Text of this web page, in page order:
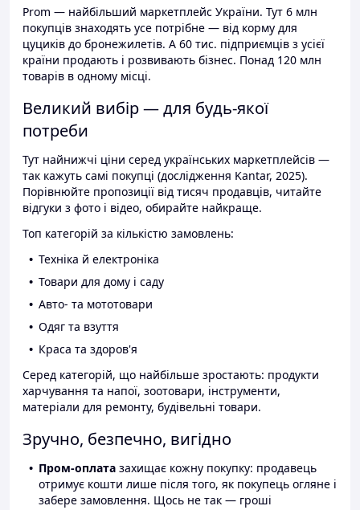
Prom — найбільший маркетплейс України. Тут 6 млн
покупців знаходять усе потрібне — від корму для
цуциків до бронежилетів. А 60 тис. підприємців з усієї
країни продають і розвивають бізнес. Понад 120 млн
товарів в одному місці.
Великий вибір — для будь-якої
потреби
Тут найнижчі ціни серед українських маркетплейсів —
так кажуть самі покупці (дослідження Kantar, 2025).
Порівнюйте пропозиції від тисяч продавців, читайте
відгуки з фото і відео, обирайте найкраще.
Топ категорій за кількістю замовлень:
Техніка й електроніка
Товари для дому і саду
Авто- та мототовари
Одяг та взуття
Краса та здоров'я
Серед категорій, що найбільше зростають: продукти
харчування та напої, зоотовари, інструменти,
матеріали для ремонту, будівельні товари.
Зручно, безпечно, вигідно
Пром-оплата захищає кожну покупку: продавець
отримує кошти лише після того, як покупець огляне і
забере замовлення. Щось не так — гроші